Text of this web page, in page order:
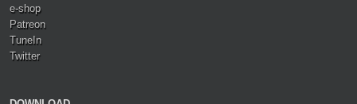
e-shop
Patreon
TuneIn
Twitter